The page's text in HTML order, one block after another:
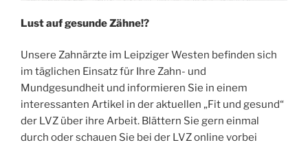
Lust auf gesunde Zähne!?
Unsere Zahnärzte im Leipziger Westen befinden sich
im täglichen Einsatz für Ihre Zahn- und
Mundgesundheit und informieren Sie in einem
interessanten Artikel in der aktuellen „Fit und gesund“
der LVZ über ihre Arbeit. Blättern Sie gern einmal
durch oder schauen Sie bei der LVZ online vorbei